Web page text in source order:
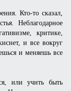
Кто-то сказал,
Неблагодарное
критике,
и все вокруг
и меняешь все
или учить быть